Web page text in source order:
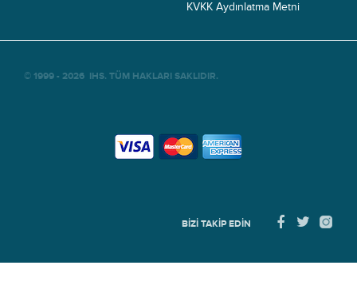
KVKK Aydınlatma Metni
© 1999 - 2026 IHS. TÜM HAKLARI SAKLIDIR.
BIZI TAKIP EDIN